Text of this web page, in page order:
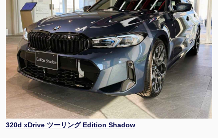
320d xDrive ツーリング Edition Shadow